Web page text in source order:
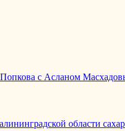
с Асланом
области